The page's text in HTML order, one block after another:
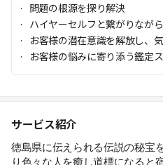
問題の根源を探り解決
ハイヤーセルフと繋がりなが
お客様の潜在意識を解放し、
お客様の悩みに寄り添う鑑定
サービス紹介
徳島県に伝えられる伝説の秘宝
り色々な人を癒し道標になると